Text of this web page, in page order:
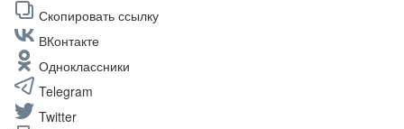
Скопировать ссылку
ВКонтакте
Одноклассники
Telegram
Twitter